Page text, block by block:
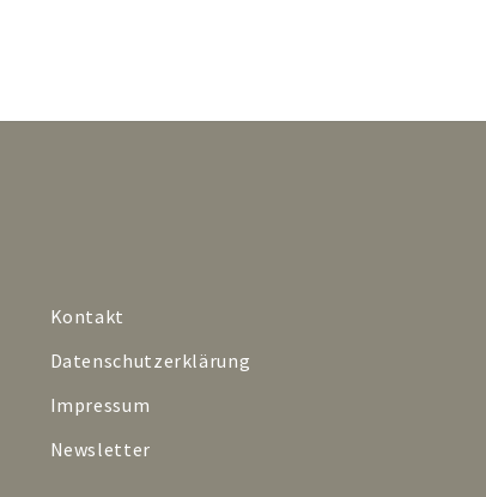
Kontakt
Datenschutzerklärung
Impressum
Newsletter